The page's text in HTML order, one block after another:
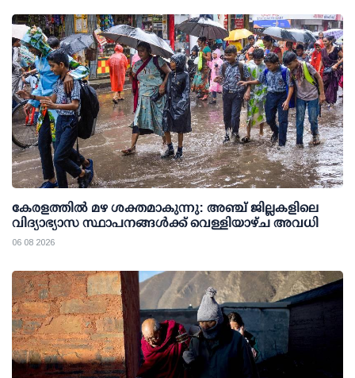
കേരളത്തില്‍ മഴ ശക്തമാകുന്നു: അഞ്ച് ജില്ലകളിലെ
വിദ്യാഭ്യാസ സ്ഥാപനങ്ങള്‍ക്ക് വെള്ളിയാഴ്ച അവധി
06 08 2026